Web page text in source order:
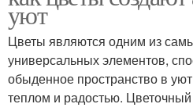
уют
Цветы являются одним из
универсальных элементов,
обыденное пространство в
теплом и радостью.